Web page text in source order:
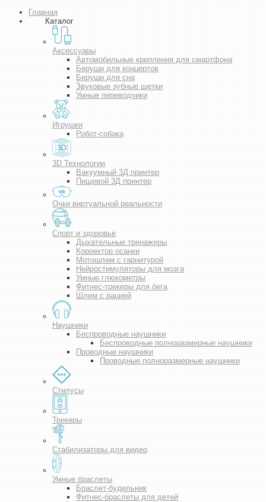
Главная
Каталог
Аксессуары
Автомобильные крепления для смартфона
Беруши для концертов
Беруши для сна
Звуковые зубные щетки
Умные переводчики
Игрушки
Робот-собака
3D Технологии
Вакуумный 3Д принтер
Пищевой 3Д принтер
Очки виртуальной реальности
Спорт и здоровье
Дыхательные тренажеры
Корректор осанки
Мотошлем с гарнитурой
Нейростимуляторы для мозга
Умные глюкометры
Фитнес-трекеры для бега
Шлем с рацией
Наушники
Беспроводные наушники
Беспроводные полноразмерные наушники
Проводные наушники
Проводные полноразмерные наушники
Стилусы
Трекеры
Стабилизаторы для видео
Умные браслеты
Браслет-будильник
Фитнес-браслеты для детей